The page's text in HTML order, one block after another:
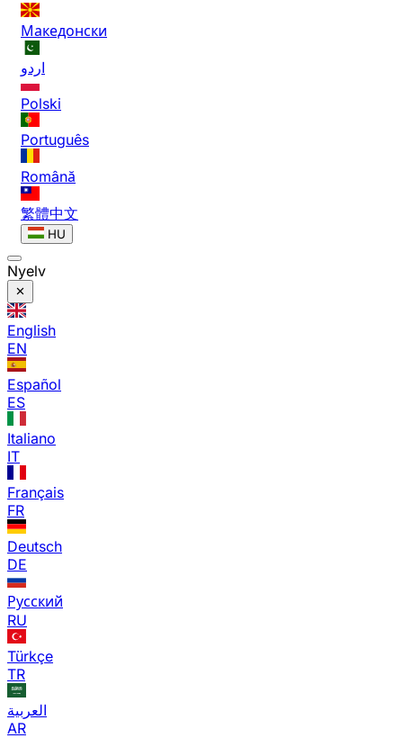
Македонски
اردو
Polski
Português
Română
繁體中文
HU
Nyelv
English
EN
Español
ES
Italiano
IT
Français
FR
Deutsch
DE
Русский
RU
Türkçe
TR
العربية
AR